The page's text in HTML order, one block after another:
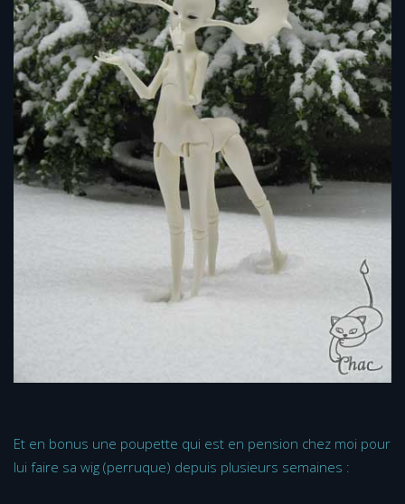
Et en bonus une poupette qui est en pension chez moi pour
lui faire sa wig (perruque) depuis plusieurs semaines :